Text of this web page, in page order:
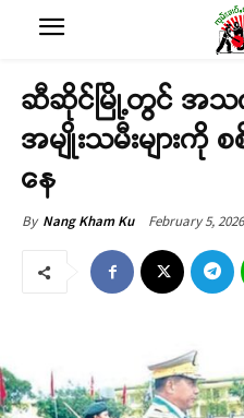
ဆီဆိုင်မြို့တွင် အသ
အမျိုးသမီးများကို
နေ
By Nang Kham Ku February 5, 2026